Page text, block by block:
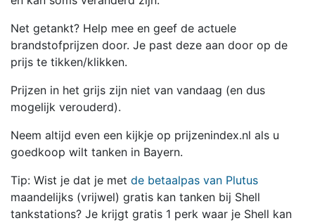
Net getankt? Help mee en geef de actuele
brandstofprijzen door. Je past deze aan door op de
prijs te tikken/klikken.
Prijzen in het grijs zijn niet van vandaag (en dus
mogelijk verouderd).
Neem altijd even een kijkje op prijzenindex.nl als u
goedkoop wilt tanken in Bayern.
Tip: Wist je dat je met de betaalpas van Plutus
maandelijks (vrijwel) gratis kan tanken bij Shell
tankstations? Je krijgt gratis 1 perk waar je Shell kan